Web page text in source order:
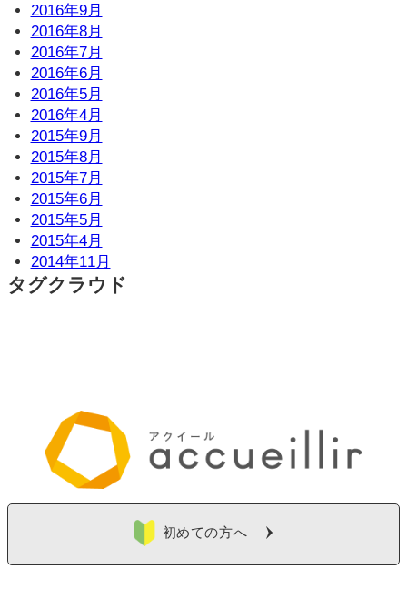
2016年9月
2016年8月
2016年7月
2016年6月
2016年5月
2016年4月
2015年9月
2015年8月
2015年7月
2015年6月
2015年5月
2015年4月
2014年11月
タグクラウド
初めての方へ